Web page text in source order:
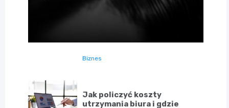
Biznes
Jak policzyć koszty
utrzymania biura i gdzie